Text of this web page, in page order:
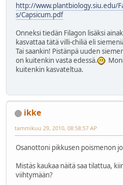
http://www.plantbiology.siu.edu/
s/Capsicum.pdf
Onneksi tiedän Filagon lisäksi
kasvattaa tätä villi-chiliä eli
Tai saankin! Pistänpä uuden
on kuitenkin vasta edessä.
kuitenkin kasvateltua.
ikke
tammikuu 29, 2010, 08:58:57 AP
Osanottoni pikkusen poismenon
Mistäs kaukaa näitä saa tilattua,
viihtymään?